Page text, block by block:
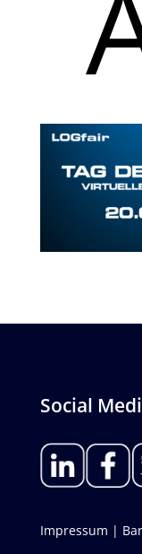
Social
Impressum |